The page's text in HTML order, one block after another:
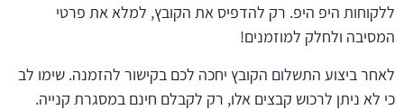
ללקוחות היפ היפ. רק להדפיס את הקובץ, למלא את פרטי
המסיבה ולחלק למוזמנים!
לאחר ביצוע התשלום הקובץ יחכה לכם בקישור להזמנה. שימו לב
כי לא ניתן לרכוש קבצים אלו, רק לקבלם חינם במסגרת קנייה.